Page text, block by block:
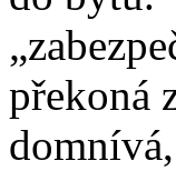
překoná